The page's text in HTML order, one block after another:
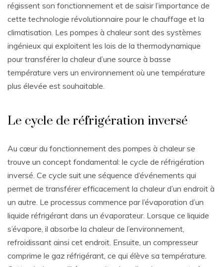
régissent son fonctionnement et de saisir l’importance de
cette technologie révolutionnaire pour le chauffage et la
climatisation. Les pompes à chaleur sont des systèmes
ingénieux qui exploitent les lois de la thermodynamique
pour transférer la chaleur d’une source à basse
température vers un environnement où une température
plus élevée est souhaitable.
Le cycle de réfrigération inversé
Au cœur du fonctionnement des pompes à chaleur se
trouve un concept fondamental: le cycle de réfrigération
inversé. Ce cycle suit une séquence d’événements qui
permet de transférer efficacement la chaleur d’un endroit à
un autre. Le processus commence par l’évaporation d’un
liquide réfrigérant dans un évaporateur. Lorsque ce liquide
s’évapore, il absorbe la chaleur de l’environnement,
refroidissant ainsi cet endroit. Ensuite, un compresseur
comprime le gaz réfrigérant, ce qui élève sa température.